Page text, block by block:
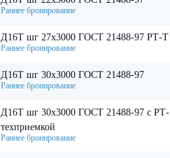
Д16Т шг 27х3000 ГОСТ 21488-97 РТ-Т
Д16Т шг 30х3000 ГОСТ 21488-97
Д16Т шг 30х3000 ГОСТ 21488-97 с РТ-
техприемкой